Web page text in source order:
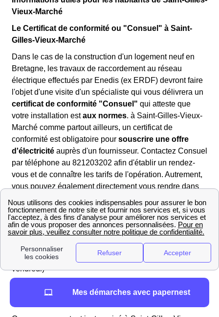
Vieux-Marché
Le Certificat de conformité ou "Consuel" à Saint-
Gilles-Vieux-Marché
Dans le cas de la construction d'un logement neuf en
Bretagne, les travaux de raccordement au réseau
électrique effectués par Enedis (ex ERDF) devront faire
l'objet d'une visite d'un spécialiste qui vous délivrera un
certificat de conformité "Consuel" qui atteste que
votre installation estaux normes. à Saint-Gilles-Vieux-
Marché comme partout ailleurs, un certificat de
conformité est obligatoire pour souscrire une offre
d'électricité auprès d'un fournisseur. Contactez Consuel
par téléphone au 821203202 afin d'établir un rendez-
vous et de connaître les tarifs de l'opération. Autrement,
vous pouvez également directement vous rendre dans
l'agence la plus proche
de Saint-Gilles-Vieux-Marché
(22 530) : 9, rue de Suède CS 30813 35208 RENNES
Cedex 2
Pensez à bien prendre en compte les horaires
d'ouvertures indiqués ci-dessous : Du lundi au
vendredide 8h à 12h et de 14h à 16h30 (15h30 le
vendredi)
Mairie de Saint-Gilles-Vieux-Marché : informations
Mes démarches avec papernest